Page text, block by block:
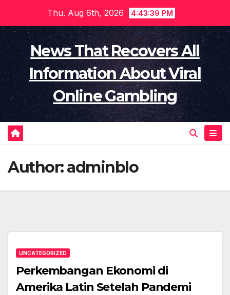
content
Thu. Aug 6th, 2026 4:43:39 PM
News That Recovers All
Information About Viral
Online Gambling
Author:adminblo
UNCATEGORIZED
Perkembangan Ekonomi di
Amerika Latin Setelah Pandemi